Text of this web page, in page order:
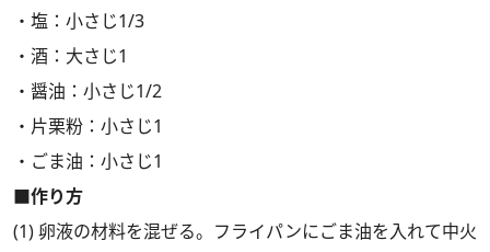
・塩：小さじ1/3
・酒：大さじ1
・醤油：小さじ1/2
・片栗粉：小さじ1
・ごま油：小さじ1
■作り方
(1) 卵液の材料を混ぜる。フライパンにごま油を入れて中火